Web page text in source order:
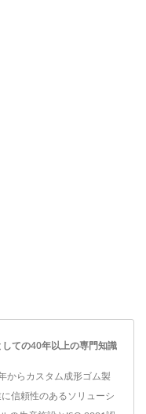
ての40年以上の専門知識
からカスタム成形ゴム製
信頼性のあるソリューシ